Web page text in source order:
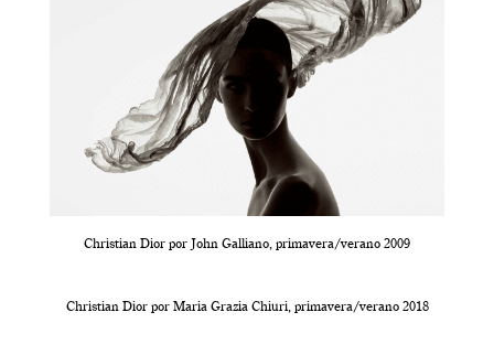
Christian Dior por John Galliano, primavera/verano 2009
Christian Dior por Maria Grazia Chiuri, primavera/verano 2018